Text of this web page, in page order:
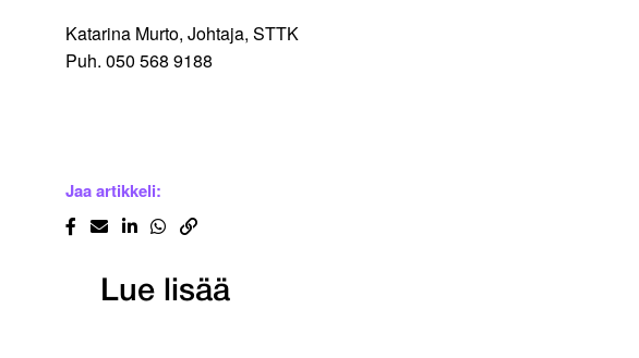
Katarina Murto, Johtaja, STTK
Puh. 050 568 9188
Jaa artikkeli:
Lue lisää